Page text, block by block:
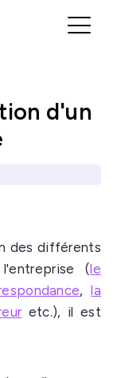
d'un
des différents
(le
,la
etc.), il est